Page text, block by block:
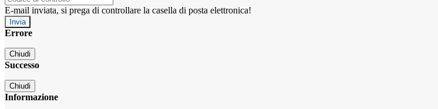
E-mail inviata, si prega di controllare la casella di posta elettronica!
Errore
Chiudi
Successo
Chiudi
Informazione